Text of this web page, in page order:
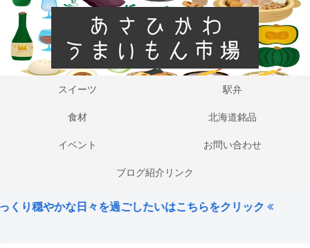
スイーツ 駅弁
食材 北海道銘品
イベント お問い合わせ
ブログ紹介リンク
を過ごしたいはこちらをクリック